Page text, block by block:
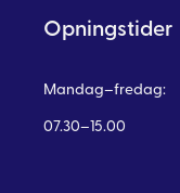
Opningstider
Mandag–fredag:
07.30–15.00